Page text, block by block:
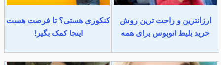
ارزانترین و راحت ترین روش
خرید بلیط اتوبوس برای همه
کنکوری هستی؟ تا فرصت هست
اینجا کمک بگیر!